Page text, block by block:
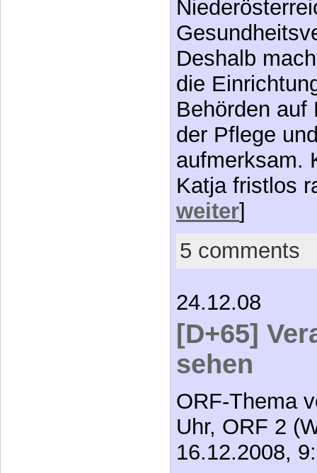
Deshalb
die
Behörden auf
der Pflege
aufmerksam.
Katja fristlos
weiter]
5 comments
24.12.08
[D+65]
sehen
ORF-Thema
Uhr, ORF 2
16.12.2008,